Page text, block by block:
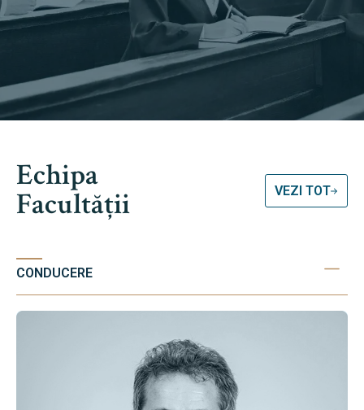
Echipa
Facultății VEZI TOT
CONDUCERE